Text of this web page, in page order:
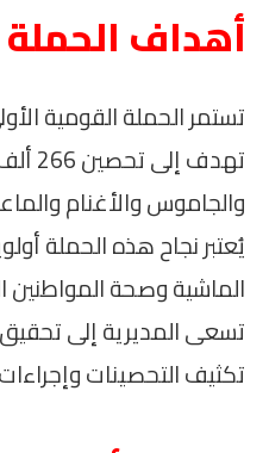
أهداف
والجاموس والأغنام
يُعتبر نجاح هذه الحملة
الماشية وصحة المواطنين
تسعى المديرية إلى
تكثيف التحصينات